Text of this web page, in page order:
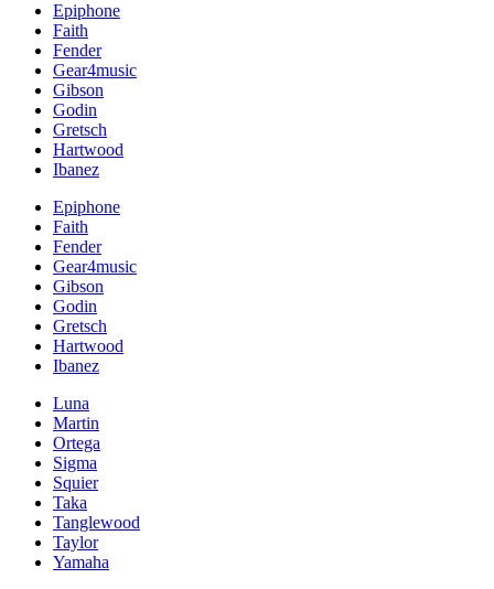
Epiphone
Faith
Fender
Gear4music
Gibson
Godin
Gretsch
Hartwood
Ibanez
Epiphone
Faith
Fender
Gear4music
Gibson
Godin
Gretsch
Hartwood
Ibanez
Luna
Martin
Ortega
Sigma
Squier
Taka
Tanglewood
Taylor
Yamaha